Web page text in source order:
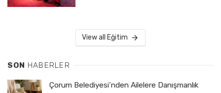
View all Eğitim
SON HABERLER
Çorum Belediyesi’nden Ailelere Danışmanlık